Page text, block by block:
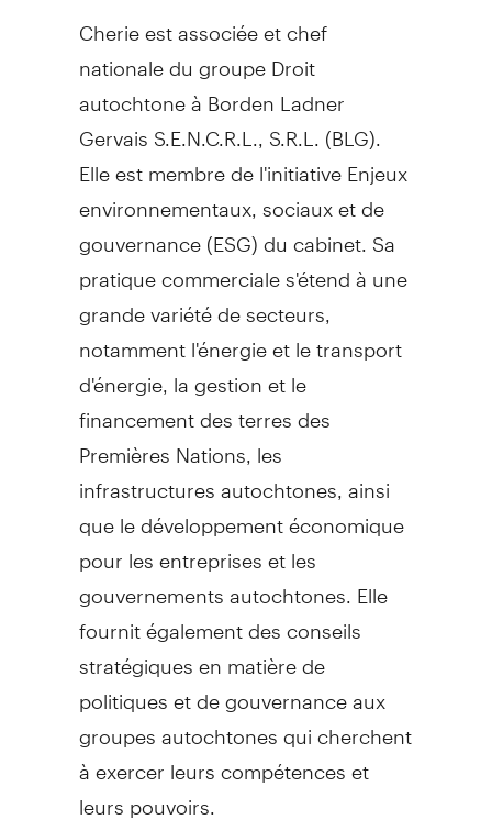
Cherie est associée et chef
nationale du groupe Droit
autochtone à Borden Ladner
Gervais S.E.N.C.R.L., S.R.L. (BLG).
Elle est membre de l'initiative Enjeux
environnementaux, sociaux et de
gouvernance (ESG) du cabinet. Sa
pratique commerciale s'étend à une
grande variété de secteurs,
notamment l'énergie et le transport
d'énergie, la gestion et le
financement des terres des
Premières Nations, les
infrastructures autochtones, ainsi
que le développement économique
pour les entreprises et les
gouvernements autochtones. Elle
fournit également des conseils
stratégiques en matière de
politiques et de gouvernance aux
groupes autochtones qui cherchent
à exercer leurs compétences et
leurs pouvoirs.